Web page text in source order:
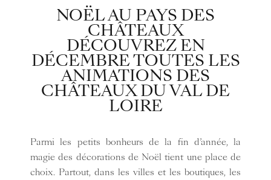
NOËL AU PAYS DES
CHÂTEAUX
DÉCOUVREZ EN
DÉCEMBRE TOUTES LES
ANIMATIONS DES
CHÂTEAUX DU VAL DE
LOIRE
Parmi les petits bonheurs de la fin d’année, la
magie des décorations de Noël tient une place de
choix. Partout, dans les villes et les boutiques, les